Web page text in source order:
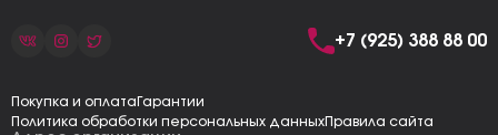
+7 (925) 388 88 00
Покупка и оплата Гарантии
Политика обработки персональных данныхПравила сайта